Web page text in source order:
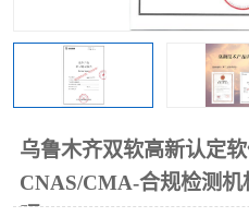
乌鲁木齐双软高新认定
CNAS/CMA-合规检测